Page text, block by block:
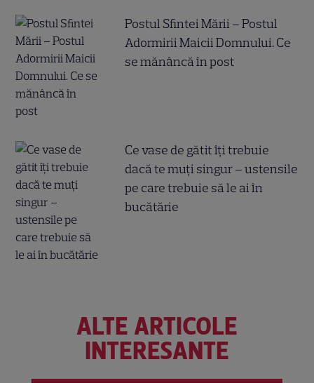
Postul Sfintei Mării – Postul
Adormirii Maicii Domnului. Ce
se mănâncă în post
Ce vase de gătit îți trebuie
dacă te muți singur – ustensile
pe care trebuie să le ai în
bucătărie
ALTE ARTICOLE
INTERESANTE